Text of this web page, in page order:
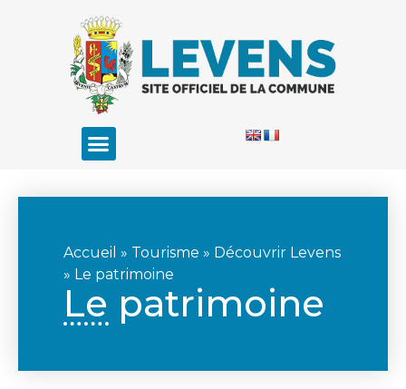
Accueil » Tourisme » Découvrir Levens
» Le patrimoine
Le patrimoine